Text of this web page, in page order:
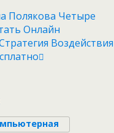
Полякова Четыре
Онлайн
Воздействия